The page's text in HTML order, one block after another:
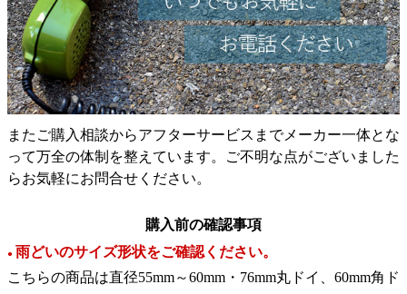
またご購入相談からアフターサービスまでメーカー一体とな
って万全の体制を整えています。ご不明な点がございました
らお気軽にお問合せください。
購入前の確認事項
● 雨どいのサイズ形状をご確認ください。
こちらの商品は直径55mm～60mm・76mm丸ドイ、60mm角ド